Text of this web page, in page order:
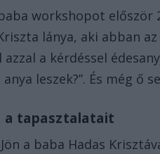
workshopot
lánya, aki abban
azzal a kérdéssel
leszek?”. És még ő
a tapasztalatait
Jön a baba Hadas